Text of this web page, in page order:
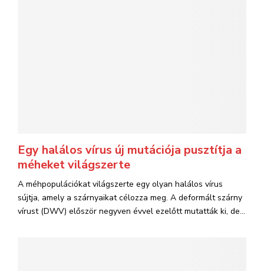
Egy halálos vírus új mutációja pusztítja a
méheket világszerte
A méhpopulációkat világszerte egy olyan halálos vírus
sújtja, amely a szárnyaikat célozza meg. A deformált szárny
vírust (DWV) először negyven évvel ezelőtt mutatták ki, de...